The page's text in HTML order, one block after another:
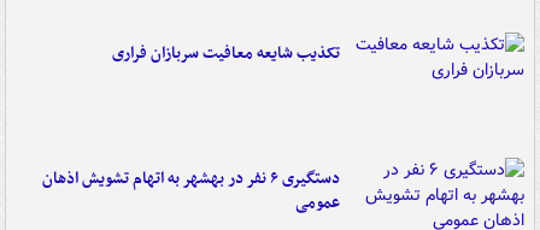
تکذیب شایعه معافیت سربازان فراری
دستگیری ۶ نفر در بهشهر به اتهام تشویش اذهان
عمومی